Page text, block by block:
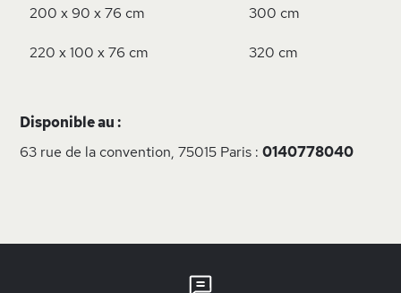
200 x 90 x 76 cm 300 cm
220 x 100 x 76 cm 320 cm
Disponible au :
63 rue de la convention, 75015 Paris : 0140778040